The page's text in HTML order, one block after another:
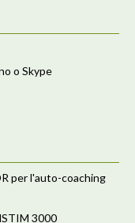
o Skype
per l'auto-coaching
3000